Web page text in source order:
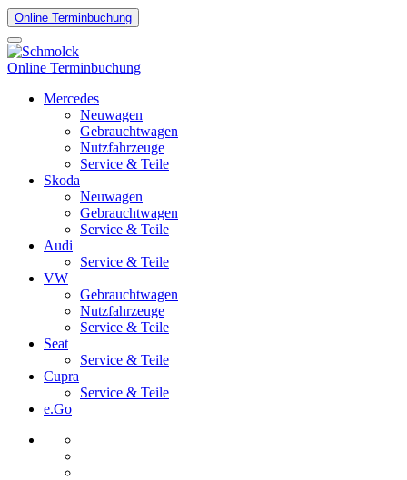
Online Terminbuchung
Online Terminbuchung
Mercedes
Neuwagen
Gebrauchtwagen
Nutzfahrzeuge
Service & Teile
Skoda
Neuwagen
Gebrauchtwagen
Service & Teile
Audi
Service & Teile
VW
Gebrauchtwagen
Nutzfahrzeuge
Service & Teile
Seat
Service & Teile
Cupra
Service & Teile
e.Go